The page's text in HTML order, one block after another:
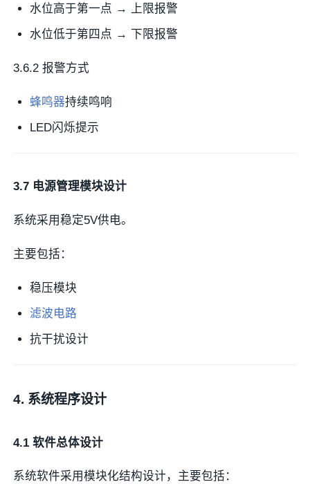
水位高于第一点 → 上限报警
水位低于第四点 → 下限报警
3.6.2 报警方式
蜂鸣器持续鸣响
LED闪烁提示
3.7 电源管理模块设计
系统采用稳定5V供电。
主要包括：
稳压模块
滤波电路
抗干扰设计
4. 系统程序设计
4.1 软件总体设计
系统软件采用模块化结构设计，主要包括：